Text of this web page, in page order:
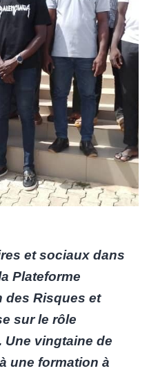
et sociaux dans
Plateforme
des Risques et
sur le rôle
Une vingtaine de
une formation à